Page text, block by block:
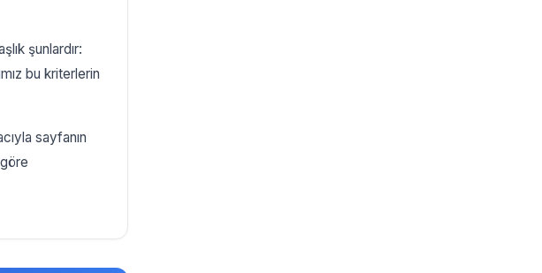
şunlardır:
bu kriterlerin
sayfanın